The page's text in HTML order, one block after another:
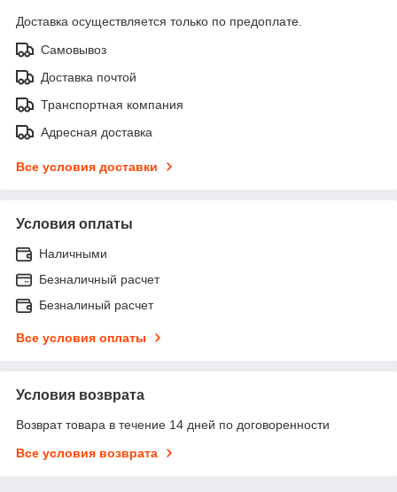
Доставка осуществляется только по предоплате.
Самовывоз
Доставка почтой
Транспортная компания
Адресная доставка
Все условия доставки
Условия оплаты
Наличными
Безналичный расчет
Безналиный расчет
Все условия оплаты
Условия возврата
Возврат товара в течение 14 дней по договоренности
Все условия возврата